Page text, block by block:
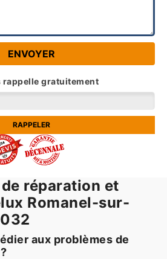
rappelle gratuitement
réparation et
Romanel-sur-
aux problèmes de